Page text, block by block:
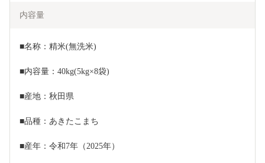
内容量
■名称：精米(無洗米)
■内容量：40kg(5kg×8袋)
■産地：秋田県
■品種：あきたこまち
■産年：令和7年（2025年）